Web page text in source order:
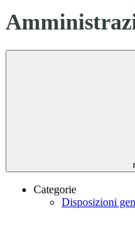
Categorie
Disposizioni